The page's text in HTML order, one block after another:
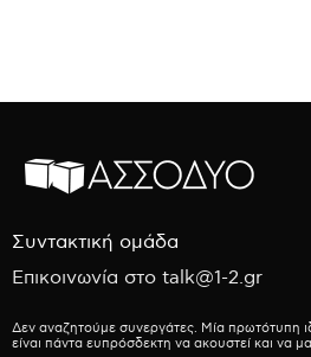
Συντακτική ομάδα
Επικοινωνία στο talk@1-2.gr
Δεν αναζητούμε συνεργάτες. Μία πρωτότυπη
είναι πάντα ευπρόσδεκτη να ακουστεί και να